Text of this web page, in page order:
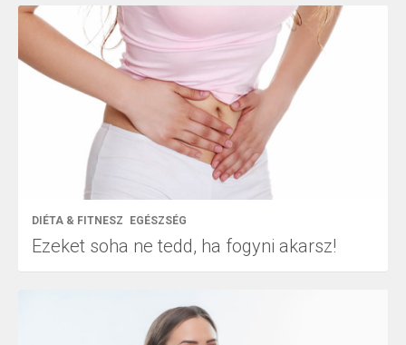
DIÉTA & FITNESZ EGÉSZSÉG
Ezeket soha ne tedd, ha fogyni akarsz!